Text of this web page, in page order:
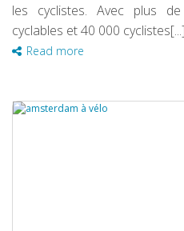
les cyclistes. Avec plus
cyclables et 40 000 cyclistes[...]
Read more